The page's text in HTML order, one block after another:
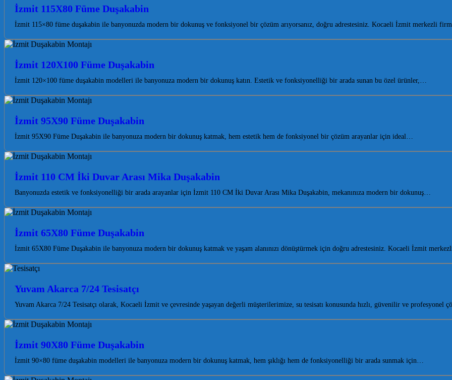
İzmit 115X80 Füme Duşakabin
İzmit 115×80 füme duşakabin ile banyonuzda modern bir dokunuş ve fonksiyonel bir çözüm arıyorsanız, doğru adrestesiniz. Kocaeli İzmit merkezli
İzmit 120X100 Füme Duşakabin
İzmit 120×100 füme duşakabin modelleri ile banyonuza modern bir dokunuş katın. Estetik ve fonksiyonelliği bir arada sunan bu özel ürünler,…
İzmit 95X90 Füme Duşakabin
İzmit 95X90 Füme Duşakabin ile banyonuza modern bir dokunuş katmak, hem estetik hem de fonksiyonel bir çözüm arayanlar için ideal…
İzmit 110 CM İki Duvar Arası Mika Duşakabin
Banyonuzda estetik ve fonksiyonelliği bir arada arayanlar için İzmit 110 CM İki Duvar Arası Mika Duşakabin, mekanınıza modern bir dokunuş…
İzmit 65X80 Füme Duşakabin
İzmit 65X80 Füme Duşakabin ile banyonuza modern bir dokunuş katmak ve yaşam alanınızı dönüştürmek için doğru adrestesiniz. Kocaeli İzmit
Yuvam Akarca 7/24 Tesisatçı
Yuvam Akarca 7/24 Tesisatçı olarak, Kocaeli İzmit ve çevresinde yaşayan değerli müşterilerimize, su tesisatı konusunda hızlı, güvenilir ve profesyonel
İzmit 90X80 Füme Duşakabin
İzmit 90×80 füme duşakabin modelleri ile banyonuza modern bir dokunuş katmak, hem şıklığı hem de fonksiyonelliği bir arada sunmak için…